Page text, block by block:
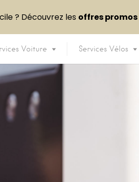
Voiture Services Vélos
? Découvrez les offres promos